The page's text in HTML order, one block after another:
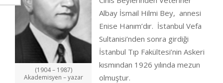
(1904 – 1987)
Akademisyen – yazar
Albay İsmail Hilmi Bey, annesi
Enise Hanım’dır. İstanbul Vefa
Sultanisi’nden sonra girdiği
İstanbul Tıp Fakültesi’nin Askeri
kısmından 1926 yılında mezun
olmuştur.